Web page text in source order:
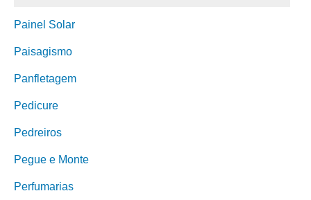
Painel Solar
Paisagismo
Panfletagem
Pedicure
Pedreiros
Pegue e Monte
Perfumarias